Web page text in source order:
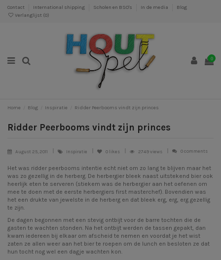
Contact International shipping Scholen en BSO's In de media
Blog
Verlanglijst (0)
0
Home Blog Inspiratie Ridder Peerbooms vindt zijn princes
Ridder Peerbooms vindt zijn princes
August 25, 2011 Inspiratie 0 likes 2749 views 0 comments
Het was ridder peerbooms intentie echt niet om zo lang te blijven maar het
was zo gezellig in de herberg. De herbergier bleek naast uitstekend bier ook
heerlijk eten te serveren (stiekem was de herbergier aan het oefenen om
mee te doen met de eerste herbergiers first masterchef). Bovendien was
het een drukte van jewelste in de herberg en dat bleek erg, erg, erg gezellig
te zijn.
De dagen begonnen met een stevig ontbijt voor de barre tochten die de
gasten te wachten stonden. Na het ontbijt werden de tassen gepakt, dan
kwam iedereen bij elkaar om afscheid te nemen en voordat je het wist
zaten ze allen weer aan het bier te roepen om de lunch en besloten ze dat
hun tocht nog wel een dagje wachten kon.